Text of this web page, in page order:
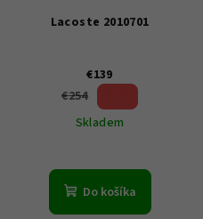
Lacoste 2010701
€139
€254
Skladem
Do košíka